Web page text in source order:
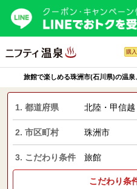
購
旅館で楽しめる珠洲市(石川県)の温
1. 都道府県 北陸・甲信
2. 市区町村 珠洲市
3. こだわり条件 旅館
こだわり条